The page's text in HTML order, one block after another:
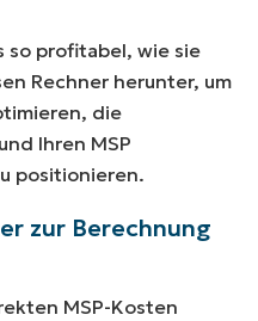
so profitabel, wie sie
Rechner herunter, um
die
Ihren MSP
positionieren.
zur Berechnung
MSP-Kosten